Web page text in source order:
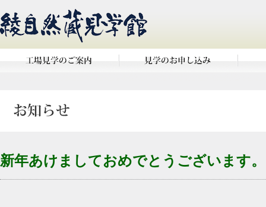
新年あけましておめでとうございます。